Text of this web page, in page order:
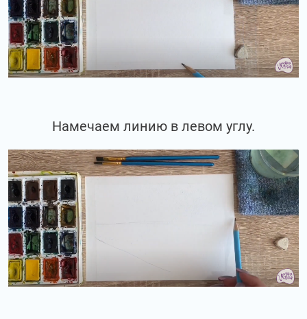
Намечаем линию в левом углу.